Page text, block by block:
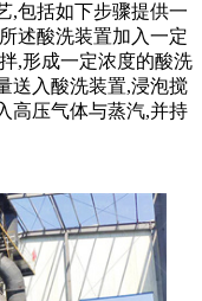
,包括如下步骤提供一
述酸洗装置加入一定
,形成一定浓度的酸洗
送入酸洗装置,浸泡搅
高压气体与蒸汽,并持